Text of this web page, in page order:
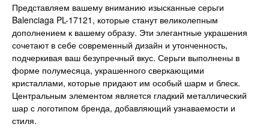
Представляем вашему вниманию изысканные серьги
Balenciaga PL-17121, которые станут великолепным
дополнением к вашему образу. Эти элегантные украшения
сочетают в себе современный дизайн и утонченность,
подчеркивая ваш безупречный вкус. Серьги выполнены в
форме полумесяца, украшенного сверкающими
кристаллами, которые придают им особый шарм и блеск.
Центральным элементом является гладкий металлический
шар с логотипом бренда, добавляющий узнаваемости и
стиля.